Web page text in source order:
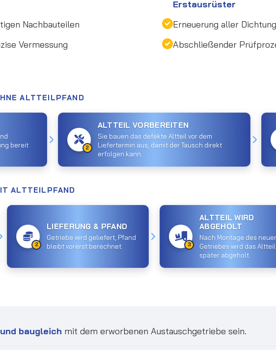
Erstausrüster
Nachbauteilen
Erneuerung aller
Vermessung
Abschließender
ALTTEILPFAND
bereit
2
ALTTEIL VORBEREITEN
Sie bauen das defekte Altteil vor dem
Liefertermin aus, damit der Tausch direkt
erfolgen kann.
ALTTEILPFAND
2
LIEFERUNG & PFAND
Getriebe wird geliefert, Pfand
bleibt vorerst berechnet.
3
ALTTEIL WIRD
ABGEHOLT
Nach Montage des
Getriebes wird das Altteil
später abgeholt.
baugleich mit dem erworbenen Austauschgetriebe sein.